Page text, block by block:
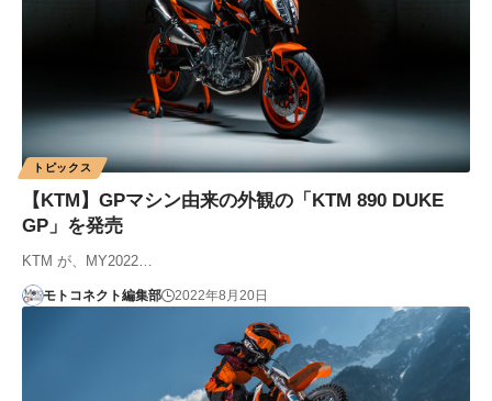
トピックス
【KTM】GPマシン由来の外観の「KTM 890 DUKE
GP」を発売
KTM が、MY2022…
モトコネクト編集部 2022年8月20日